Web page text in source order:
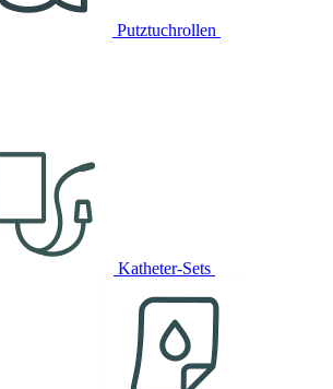
Putztuchrollen
Katheter-Sets